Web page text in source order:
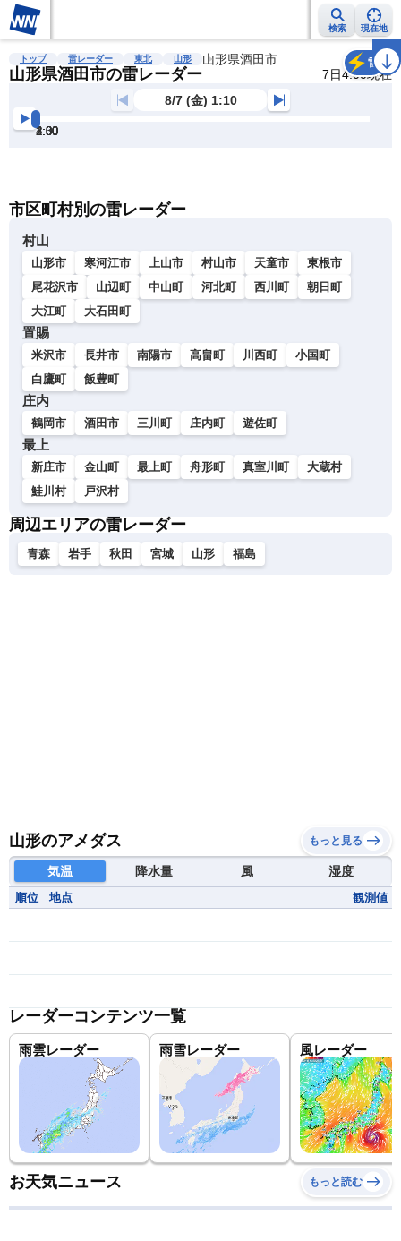
検索 現在地
雨雲レーダー 台風情報 地震情報 警報・注意報 2週間天気 ラ
トップ 雷レーダー 東北 山形 山形県酒田市
山形県酒田市の雷レーダー 7日4:00現在
雷
8/7 (金) 1:10
1:30
2:00
2:30
3:00
3:30
4:00
市区町村別の雷レーダー
村山
山形市 寒河江市 上山市 村山市 天童市
東根市
尾花沢市
山辺町 中山町 河北町 西川町
朝日町
大江町
大石田町
置賜
米沢市 長井市 南陽市 高畠町 川西町
小国町
白鷹町
飯豊町
庄内
鶴岡市 酒田市 三川町 庄内町 遊佐町
最上
新庄市 金山町 最上町 舟形町 真室川町
大蔵村
鮭川村
戸沢村
周辺エリアの雷レーダー
青森 岩手 秋田 宮城 山形 福島
山形のアメダス もっと見る
気温 降水量 風 湿度
順位 地点 観測値
レーダーコンテンツ一覧
雨雲レーダー 雨雪レーダー 風レーダー
お天気ニュース もっと読む